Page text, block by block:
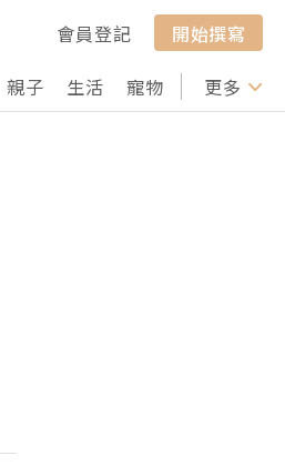
會員登記
開始撰寫
親子 生活 寵物 行山 打卡
更多